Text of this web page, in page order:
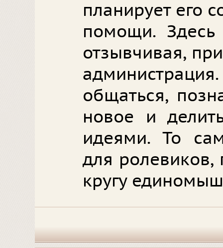
планирует его
помощи. Здесь
отзывчивая,
общаться,
новое и
идеями. То
для ролевиков,
кругу